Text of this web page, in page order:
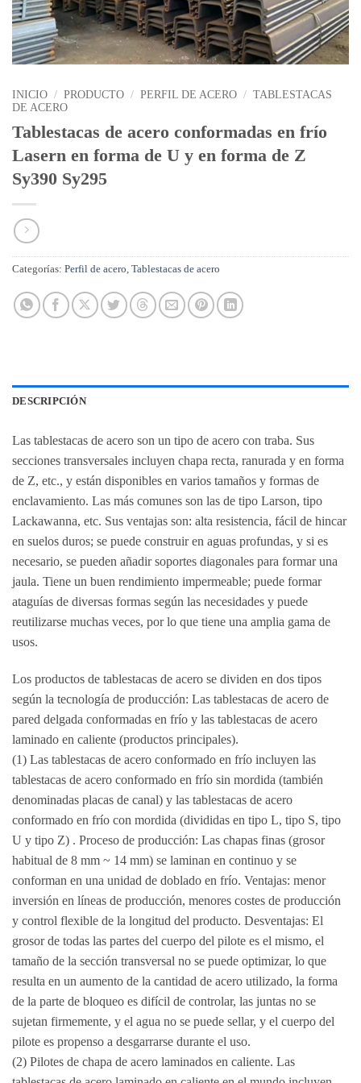
INICIO / PRODUCTO / PERFIL DE ACERO / TABLESTACAS
DE ACERO
Tablestacas de acero conformadas en frío
Lasern en forma de U y en forma de Z
Sy390 Sy295
Categorías: Perfil de acero, Tablestacas de acero
DESCRIPCIÓN
Las tablestacas de acero son un tipo de acero con traba. Sus
secciones transversales incluyen chapa recta, ranurada y en forma
de Z, etc., y están disponibles en varios tamaños y formas de
enclavamiento. Las más comunes son las de tipo Larson, tipo
Lackawanna, etc. Sus ventajas son: alta resistencia, fácil de hincar
en suelos duros; se puede construir en aguas profundas, y si es
necesario, se pueden añadir soportes diagonales para formar una
jaula. Tiene un buen rendimiento impermeable; puede formar
ataguías de diversas formas según las necesidades y puede
reutilizarse muchas veces, por lo que tiene una amplia gama de
usos.
Los productos de tablestacas de acero se dividen en dos tipos
según la tecnología de producción: Las tablestacas de acero de
pared delgada conformadas en frío y las tablestacas de acero
laminado en caliente (productos principales).
(1) Las tablestacas de acero conformado en frío incluyen las
tablestacas de acero conformado en frío sin mordida (también
denominadas placas de canal) y las tablestacas de acero
conformado en frío con mordida (divididas en tipo L, tipo S, tipo
U y tipo Z) . Proceso de producción: Las chapas finas (grosor
habitual de 8 mm ~ 14 mm) se laminan en continuo y se
conforman en una unidad de doblado en frío. Ventajas: menor
inversión en líneas de producción, menores costes de producción
y control flexible de la longitud del producto. Desventajas: El
grosor de todas las partes del cuerpo del pilote es el mismo, el
tamaño de la sección transversal no se puede optimizar, lo que
resulta en un aumento de la cantidad de acero utilizado, la forma
de la parte de bloqueo es difícil de controlar, las juntas no se
sujetan firmemente, y el agua no se puede sellar, y el cuerpo del
pilote es propenso a desgarrarse durante el uso.
(2) Pilotes de chapa de acero laminados en caliente. Las